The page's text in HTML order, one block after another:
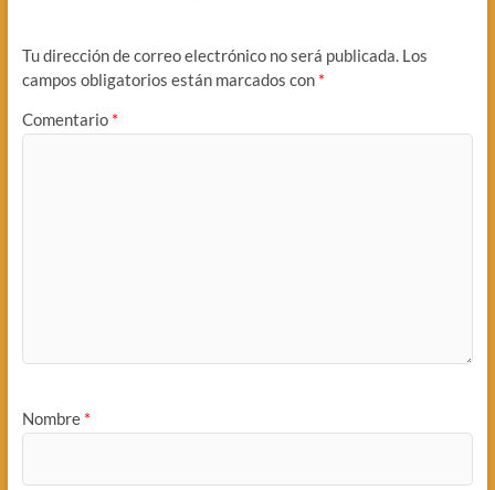
Tu dirección de correo electrónico no será publicada. Los
campos obligatorios están marcados con *
Comentario *
Nombre *